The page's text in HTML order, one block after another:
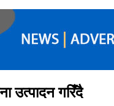
उत्पादन गरिँदै